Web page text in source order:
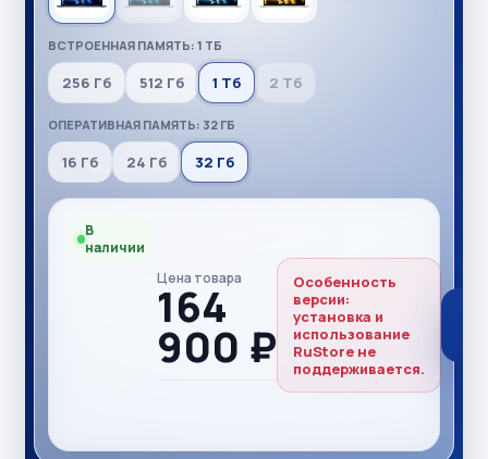
ВСТРОЕННАЯ ПАМЯТЬ: 1 ТБ
256 Гб 512 Гб 1 Тб 2 Тб
ОПЕРАТИВНАЯ ПАМЯТЬ: 32 ГБ
16 Гб 24 Гб 32 Гб
В
наличии
Цена товара
164
900 ₽
Особенность
версии:
установка и
использование
RuStore не
поддерживается.